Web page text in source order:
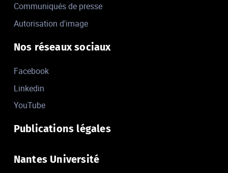
Communiqués de presse
Autorisation d'image
Nos réseaux sociaux
Facebook
Linkedin
YouTube
Publications légales
Nantes Université